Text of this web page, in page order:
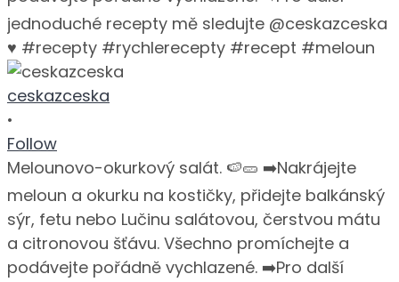
ceskazceska
•
Follow
Melounovo-okurkový salát. 🍉🥒 ➡️Nakrájejte
meloun a okurku na kostičky, přidejte balkánský
sýr, fetu nebo Lučinu salátovou, čerstvou mátu
a citronovou šťávu. Všechno promíchejte a
podávejte pořádně vychlazené. ➡️Pro další